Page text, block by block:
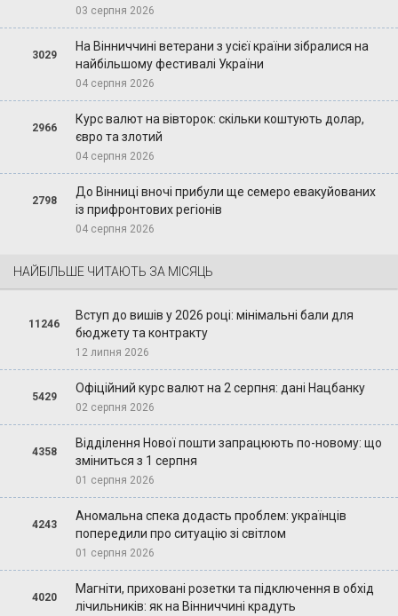
03 серпня 2026
3029
На Вінниччині ветерани з усієї країни зібралися на
найбільшому фестивалі України
04 серпня 2026
2966
Курс валют на вівторок: скільки коштують долар,
євро та злотий
04 серпня 2026
2798
До Вінниці вночі прибули ще семеро евакуйованих
із прифронтових регіонів
04 серпня 2026
НАЙБІЛЬШЕ ЧИТАЮТЬ ЗА МІСЯЦЬ
11246
Вступ до вишів у 2026 році: мінімальні бали для
бюджету та контракту
12 липня 2026
5429
Офіційний курс валют на 2 серпня: дані Нацбанку
02 серпня 2026
4358
Відділення Нової пошти запрацюють по-новому: що
зміниться з 1 серпня
01 серпня 2026
4243
Аномальна спека додасть проблем: українців
попередили про ситуацію зі світлом
01 серпня 2026
4020
Магніти, приховані розетки та підключення в обхід
лічильників: як на Вінниччині крадуть